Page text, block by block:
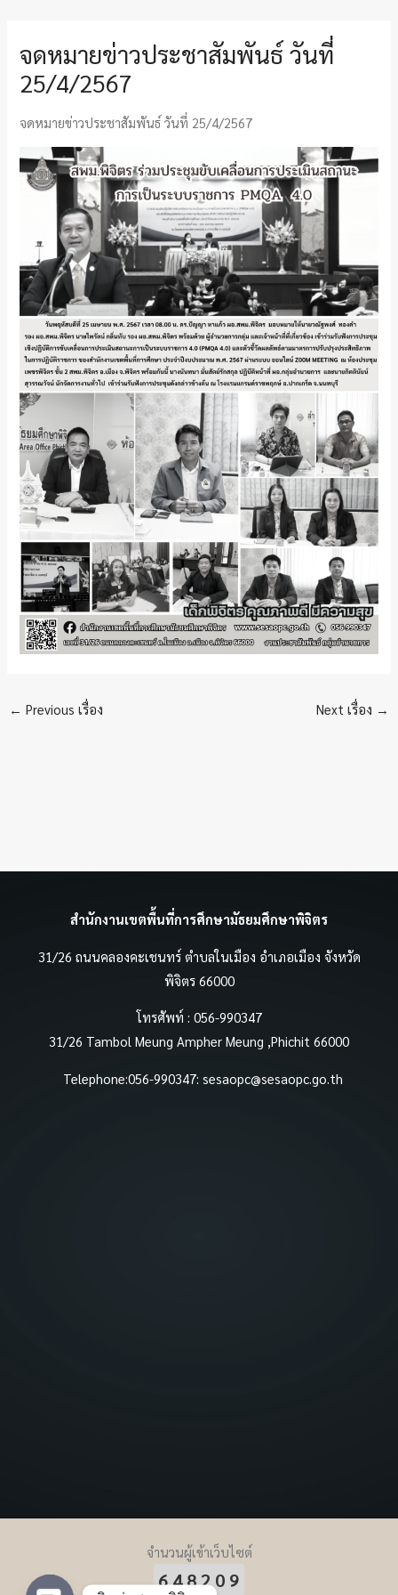
จดหมายข่าวประชาสัมพันธ์ วันที่
25/4/2567
จดหมายข่าวประชาสัมพันธ์ วันที่ 25/4/2567
← Previous เรื่อง Next เรื่อง →
สำนักงานเขตพื้นที่การศึกษามัธยมศึกษาพิจิตร
31/26 ถนนคลองคะเชนทร์ ตำบลในเมือง อำเภอเมือง จังหวัด
พิจิตร 66000
โทรศัพท์ : 056-990347
31/26 Tambol Meung Ampher Meung ,Phichit 66000
Telephone:056-990347: sesaopc@sesaopc.go.th
จำนวนผู้เข้าเว็บไซต์
648209